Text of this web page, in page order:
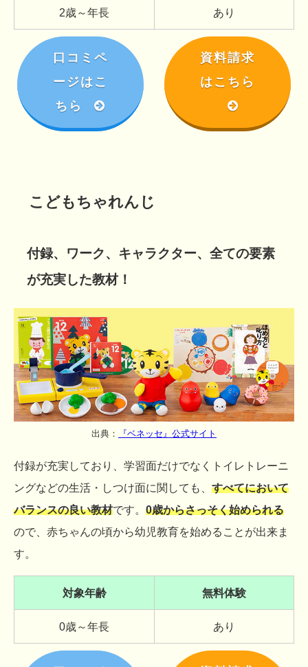
2歳～年長 あり
口コミペ
ージはこ
ちら
資料請求
はこちら
こどもちゃれんじ
付録、ワーク、キャラクター、全ての要素
が充実した教材！
出典： 『ベネッセ』公式サイト
付録が充実しており、学習面だけでなくトイレトレーニ
ングなどの生活・しつけ面に関しても、 すべてにおいて
バランスの良い教材です。 0歳からさっそく始められる
ので、赤ちゃんの頃から幼児教育を始めることが出来ま
す。
対象年齢 無料体験
0歳～年長 あり